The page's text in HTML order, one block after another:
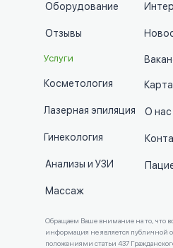
Отзывы
О нас
Косметология
Лазерная эпиляция
Массаж
Гинекология
Анализы и УЗИ
Услуги
​​Обращаем Ваше внимание на то, что
информация не является публичной
положениями статьи 437
Оборудование